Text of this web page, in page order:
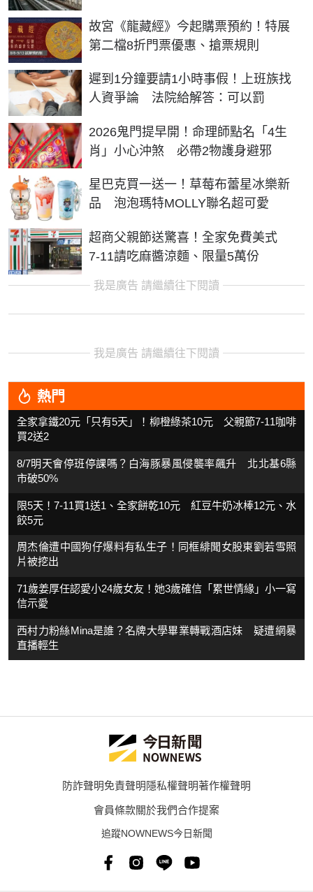
故宮《龍藏經》今起購票預約！特展
第二檔8折門票優惠、搶票規則
遲到1分鐘要請1小時事假！上班族找
人資爭論 法院給解答：可以罰
2026鬼門提早開！命理師點名「4生
肖」小心沖煞 必帶2物護身避邪
星巴克買一送一！草莓布蕾星冰樂新
品 泡泡瑪特MOLLY聯名超可愛
超商父親節送驚喜！全家免費美式
7-11請吃麻醬涼麵、限量5萬份
我是廣告 請繼續往下閱讀
我是廣告 請繼續往下閱讀
熱門
全家拿鐵20元「只有5天」！柳橙綠茶10元 父親節7-11咖啡
買2送2
8/7明天會停班停課嗎？白海豚暴風侵襲率飆升 北北基6縣
市破50%
限5天！7-11買1送1、全家餅乾10元 紅豆牛奶冰棒12元、水
餃5元
周杰倫遭中國狗仔爆料有私生子！同框緋聞女股東劉若雪照
片被挖出
71歲姜厚任認愛小24歲女友！她3歲確信「累世情緣」小一寫
信示愛
西村力粉絲Mina是誰？名牌大學畢業轉戰酒店妹 疑遭網暴
直播輕生
防詐聲明免責聲明隱私權聲明著作權聲明
會員條款關於我們合作提案
追蹤NOWNEWS今日新聞